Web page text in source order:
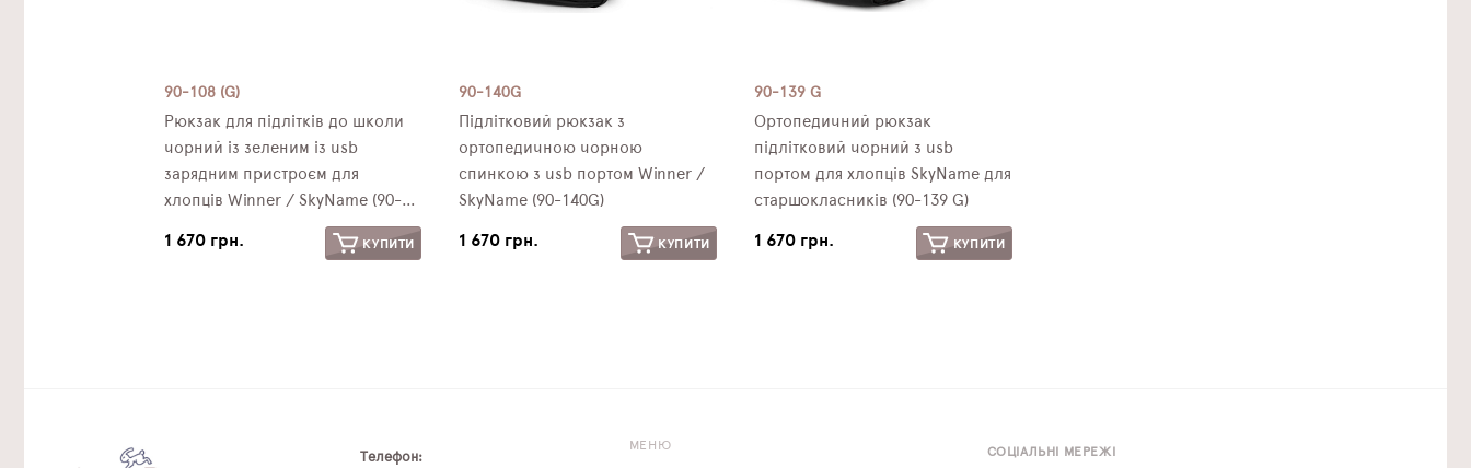
90-108 (G)
Рюкзак для підлітків до школи
чорний із зеленим із usb
зарядним пристроєм для
хлопців Winner / SkyName (90-
1 670 грн. КУПИТИ
90-140G
Підлітковий рюкзак з
ортопедичною чорною
спинкою з usb портом Winner /
SkyName (90-140G)
1 670 грн. КУПИТИ
90-139 G
Ортопедичний рюкзак
підлітковий чорний з usb
портом для хлопців SkyName для
старшокласників (90-139 G)
1 670 грн. КУПИТИ
СОЦІАЛЬНІ МЕРЕЖІ
МЕНЮ
Телефон: